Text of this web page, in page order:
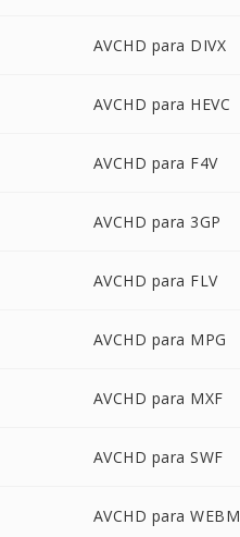
AVCHD para DIVX
AVCHD para HEVC
AVCHD para F4V
AVCHD para 3GP
AVCHD para FLV
AVCHD para MPG
AVCHD para MXF
AVCHD para SWF
AVCHD para WEBM